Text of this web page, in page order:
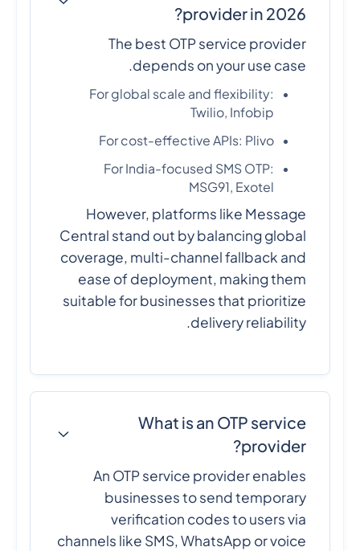
provider in 2026?
The best OTP service provider
depends on your use case.
For global scale and flexibility:
Twilio, Infobip
For cost-effective APIs: Plivo
For India-focused SMS OTP:
MSG91, Exotel
However, platforms like Message
Central stand out by balancing global
coverage, multi-channel fallback and
ease of deployment, making them
suitable for businesses that prioritize
delivery reliability.
What is an OTP service
provider?
An OTP service provider enables
businesses to send temporary
verification codes to users via
channels like SMS, WhatsApp or voice